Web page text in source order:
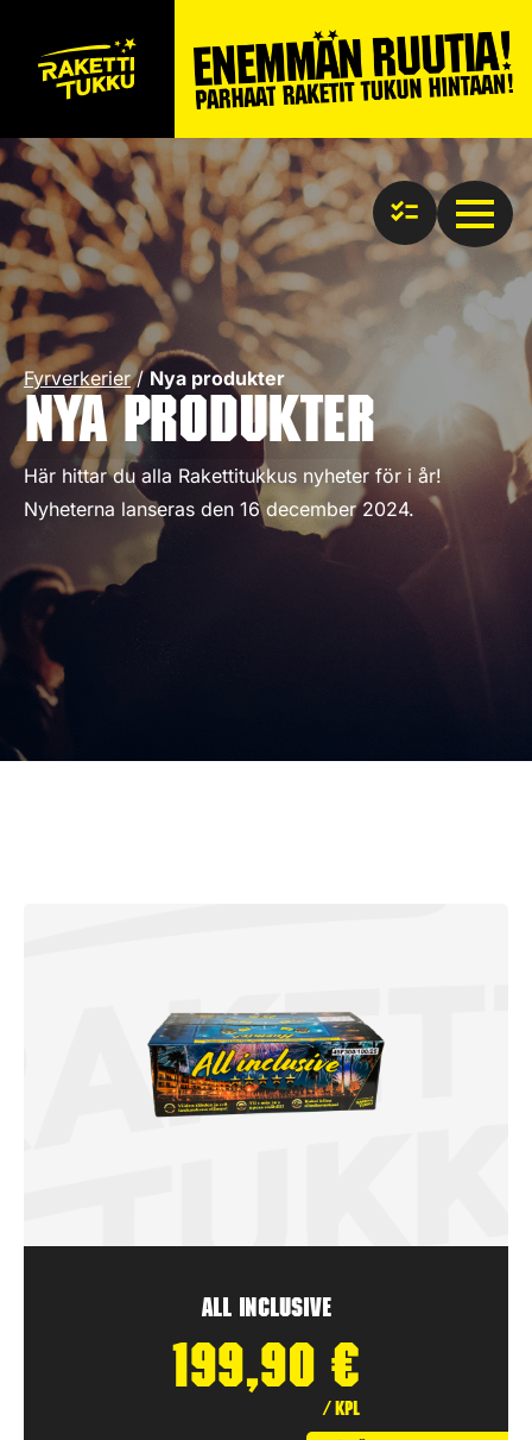
Fyrverkerier / Nya produkter
Nya produkter
Här hittar du alla Rakettitukkus nyheter för i år!
Nyheterna lanseras den 16 december 2024.
All inclusive
199,90 €
/ kpl